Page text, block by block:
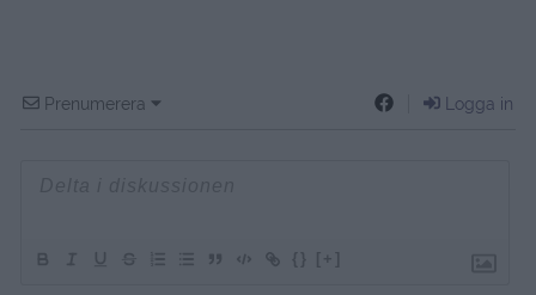
Prenumerera Logga in
{} [+]